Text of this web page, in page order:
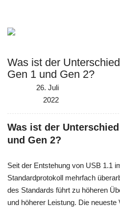
Was ist der
Gen 1 und Gen 2?
26. Juli
2022
Was ist der
und Gen 2?
Seit der Entstehung von USB 1.1
Standardprotokoll mehrfach
des Standards führt zu höheren
und höherer Leistung. Die